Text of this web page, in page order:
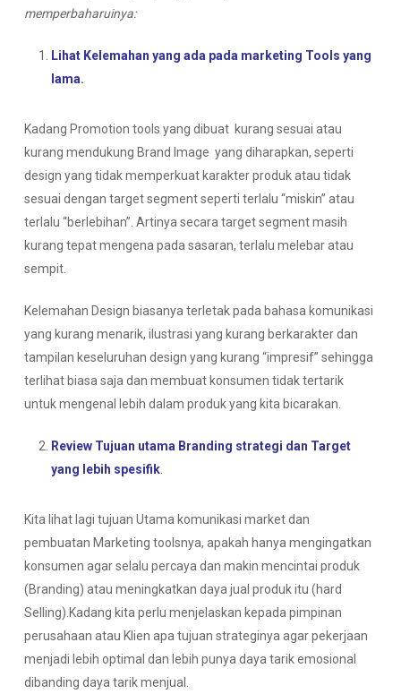
memperbaharuinya:
Lihat Kelemahan yang ada pada marketing Tools yang
lama.
Kadang Promotion tools yang dibuat kurang sesuai atau
kurang mendukung Brand Image yang diharapkan, seperti
design yang tidak memperkuat karakter produk atau tidak
sesuai dengan target segment seperti terlalu “miskin” atau
terlalu “berlebihan”. Artinya secara target segment masih
kurang tepat mengena pada sasaran, terlalu melebar atau
sempit.
Kelemahan Design biasanya terletak pada bahasa komunikasi
yang kurang menarik, ilustrasi yang kurang berkarakter dan
tampilan keseluruhan design yang kurang “impresif” sehingga
terlihat biasa saja dan membuat konsumen tidak tertarik
untuk mengenal lebih dalam produk yang kita bicarakan.
Review Tujuan utama Branding strategi dan Target
yang lebih spesifik.
Kita lihat lagi tujuan Utama komunikasi market dan
pembuatan Marketing toolsnya, apakah hanya mengingatkan
konsumen agar selalu percaya dan makin mencintai produk
(Branding) atau meningkatkan daya jual produk itu (hard
Selling).Kadang kita perlu menjelaskan kepada pimpinan
perusahaan atau Klien apa tujuan strateginya agar pekerjaan
menjadi lebih optimal dan lebih punya daya tarik emosional
dibanding daya tarik menjual.